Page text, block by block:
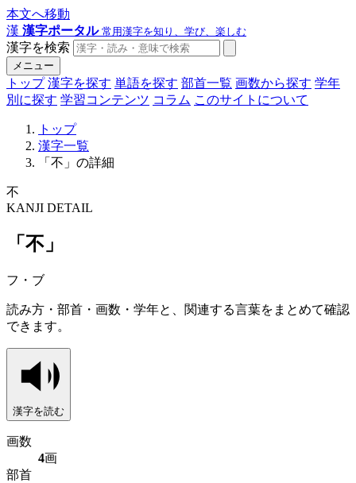
本文へ移動
漢 漢字ポータル 常用漢字を知り、学び、楽しむ
漢字を検索
メニュー
トップ 漢字を探す 単語を探す 部首一覧 画数から探す 学年
別に探す 学習コンテンツ コラム このサイトについて
トップ
漢字一覧
「不」の詳細
不
KANJI DETAIL
「不」
フ・ブ
読み方・部首・画数・学年と、関連する言葉をまとめて確認
できます。
漢字を読む
画数
4画
部首